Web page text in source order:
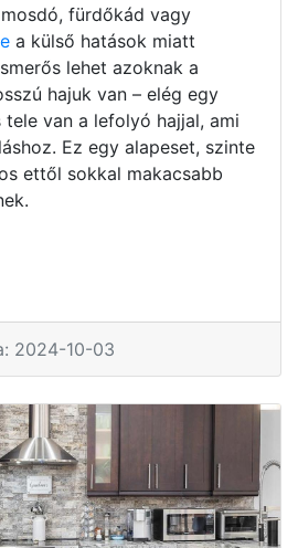
fürdőkád vagy
a külső hatások miatt
lehet azoknak a
hajuk van – elég egy
tele van a lefolyó hajjal, ami
Ez egy alapeset, szinte
ettől sokkal makacsabb
2024-10-03